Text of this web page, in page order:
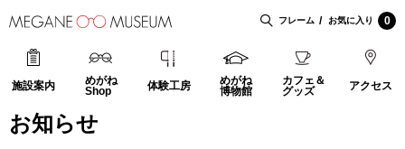
フレーム お気に入り 0
施設案内
めがね
Shop
体験工房
めがね
博物館
カフェ＆
グッズ
アクセス
お知らせ